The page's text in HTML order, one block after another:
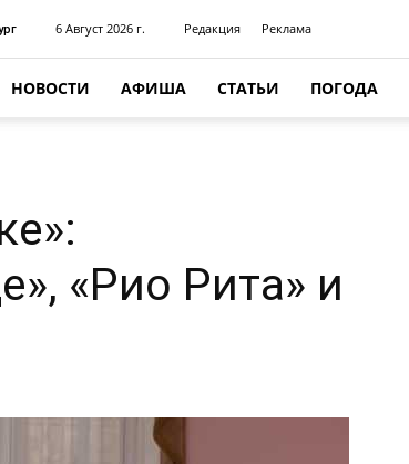
6 Август 2026 г. Редакция Реклама
НОВОСТИ АФИША СТАТЬИ ПОГОДА
«Рио Рита» и